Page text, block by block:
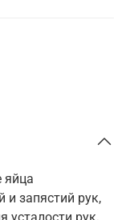
яйца
и запястий рук,
усталости рук,